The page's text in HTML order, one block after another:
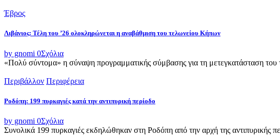
Έβρος
Λιβάνιος: Τέλη του ’26 ολοκληρώνεται η αναβάθμιση του τελωνείου Κήπων
by gnomi 0Σχόλια
«Πολύ σύντομα» η σύναψη προγραμματικής σύμβασης για τη μετεγκατάσταση
Περιβάλλον Περιφέρεια
Ροδόπη: 199 πυρκαγιές κατά την αντιπυρική περίοδο
by gnomi 0Σχόλια
Συνολικά 199 πυρκαγιές εκδηλώθηκαν στη Ροδόπη από την αρχή της αντιπυρικής